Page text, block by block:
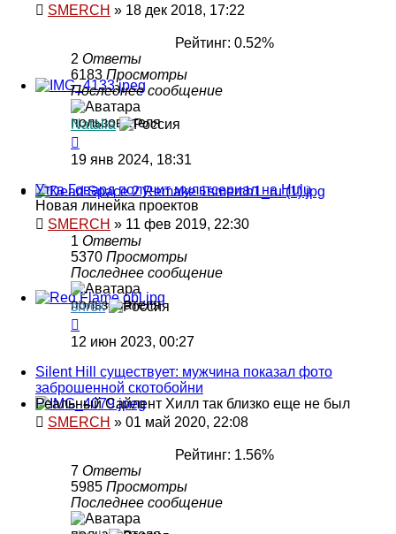
SMERCH » 18 дек 2018, 17:22
Рейтинг: 0.52%
2 Ответы
6183 Просмотры
Последнее сообщение
Natalia
19 янв 2024, 18:31
Утка Говард получит мультсериал на Hulu
Новая линейка проектов
SMERCH » 11 фев 2019, 22:30
1 Ответы
5370 Просмотры
Последнее сообщение
shrek
12 июн 2023, 00:27
Silent Hill существует: мужчина показал фото
заброшенной скотобойни
Реальный Сайлент Хилл так близко еще не был
SMERCH » 01 май 2020, 22:08
Рейтинг: 1.56%
7 Ответы
5985 Просмотры
Последнее сообщение